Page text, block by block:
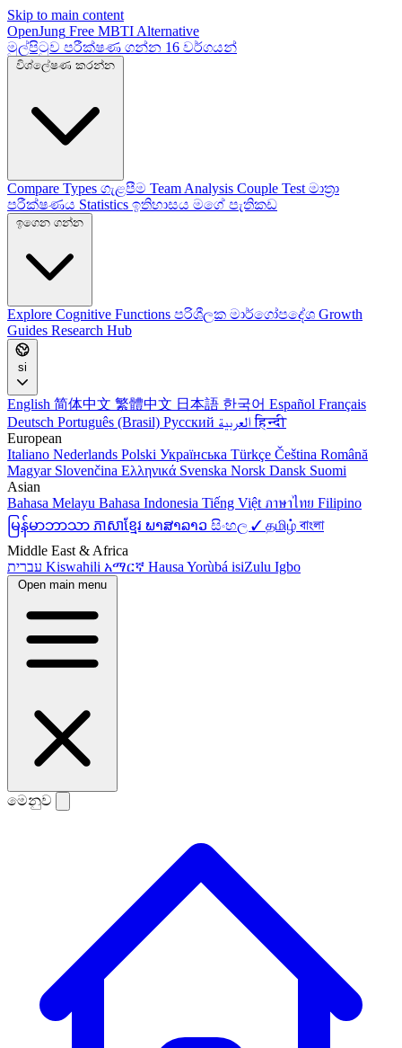
Skip to main content
OpenJung Free MBTI Alternative
මුල්පිටුව පරීක්ෂණ ගන්න 16 වර්ගයන්
Compare Types ගැළපීම Team Analysis Couple Test මාත්‍රා
පරීක්ෂණය Statistics ඉතිහාසය මගේ පැතිකඩ
Explore Cognitive Functions පරිශීලක මාර්ගෝපදේශ Growth
Guides Research Hub
si
English 简体中文 繁體中文 日本語 한국어 Español Français
Deutsch Português (Brasil) Русский العربيةहिन्दी
European
Italiano Nederlands Polski Українська Türkçe Čeština Română
Magyar Slovenčina Ελληνικά Svenska Norsk Dansk Suomi
Asian
Bahasa Melayu Bahasa Indonesia Tiếng Việt ภาษาไทย Filipino
မြန်မာဘာသာ ភាសាខ្មែរ ພາສາລາວ සිංහල ✓ தமிழ்বাংলা
Middle East & Africa
Kiswahili አማርኛ Hausa Yorùbá isiZulu Igbo
Open main menu
මෙනුව